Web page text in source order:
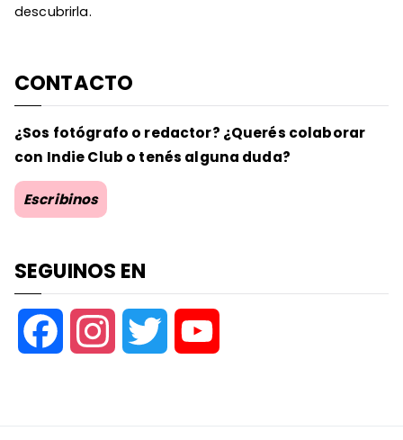
descubrirla.
CONTACTO
¿Sos fotógrafo o redactor? ¿Querés colaborar
con Indie Club o tenés alguna duda?
Escribinos
SEGUINOS EN